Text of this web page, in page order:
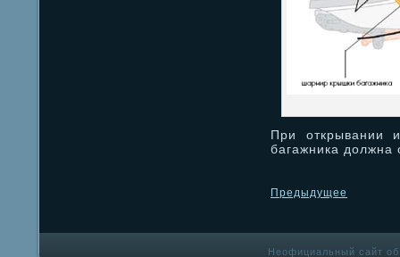
При открывании
багажника должна
Предыдущее
Неофициальный сайт